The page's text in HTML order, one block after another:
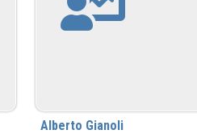
Alberto Gianoli